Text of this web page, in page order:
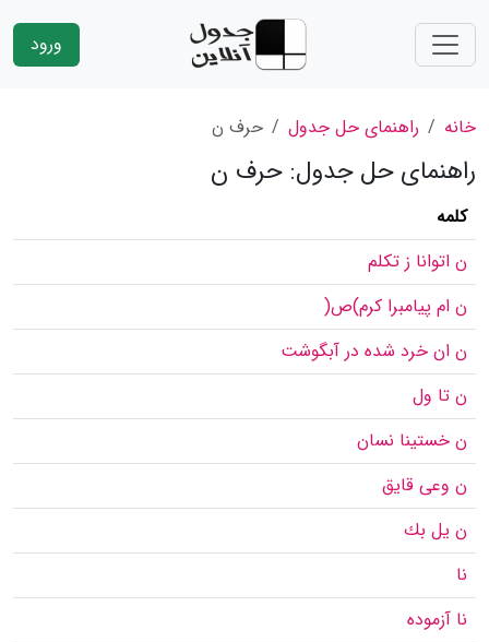
ورود
خانه راهنمای حل جدول حرف ن
راهنمای حل جدول: حرف ن
کلمه
ن اتوانا ز تكلم
ن ام پیامبرا كرم)ص(
ن ان خرد شده در آبگوشت
ن تا ول
ن خستینا نسان
ن وعی قایق
ن یل بك
نا
نا آزموده